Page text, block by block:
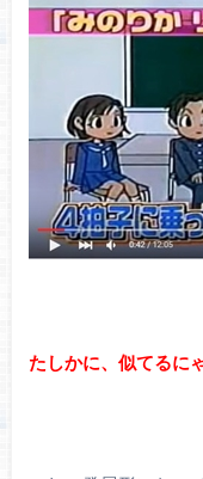
たしかに、似てるに